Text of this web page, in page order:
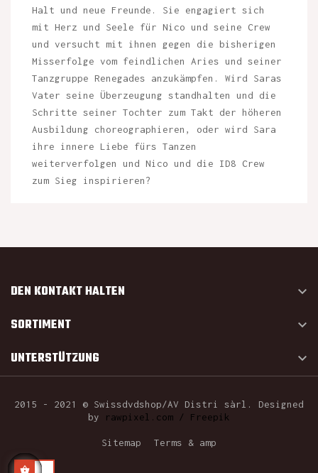
Halt und neue Freunde. Sie engagiert sich
mit Herz und Seele für Nico und seine Crew
und versucht mit ihnen gegen die bisherigen
Misserfolge vom feindlichen Aries und seiner
Tanzgruppe Renegades anzukämpfen. Wird Saras
Vater seine Überzeugung standhalten und die
Schritte seiner Tochter zum Takt der höheren
Ausbildung choreographieren, oder wird Sara
ihre innere Liebe fürs Tanzen
weiterverfolgen und Nico und die ID8 Crew
zum Sieg inspirieren?
DEN KONTAKT HALTEN 
SORTIMENT 
UNTERSTÜTZUNG 
2015 - 2021 © Swissdvdshop/AV Distri sàrl. Designed
by
rawpixel.com / Freepik
Sitemap Terms & amp